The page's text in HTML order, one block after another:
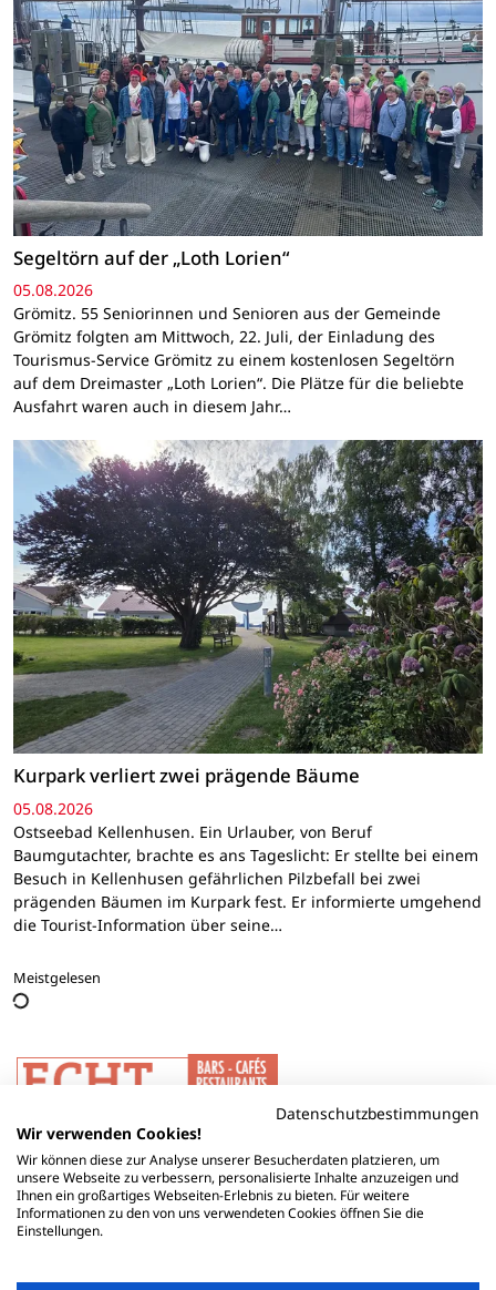
Segeltörn auf der „Loth Lorien“
05.08.2026
Grömitz. 55 Seniorinnen und Senioren aus der Gemeinde
Grömitz folgten am Mittwoch, 22. Juli, der Einladung des
Tourismus-Service Grömitz zu einem kostenlosen Segeltörn
auf dem Dreimaster „Loth Lorien“. Die Plätze für die beliebte
Ausfahrt waren auch in diesem Jahr…
Kurpark verliert zwei prägende Bäume
05.08.2026
Ostseebad Kellenhusen. Ein Urlauber, von Beruf
Baumgutachter, brachte es ans Tageslicht: Er stellte bei einem
Besuch in Kellenhusen gefährlichen Pilzbefall bei zwei
prägenden Bäumen im Kurpark fest. Er informierte umgehend
die Tourist-Information über seine…
Meistgelesen
Datenschutzbestimmungen
Wir verwenden Cookies!
Wir können diese zur Analyse unserer Besucherdaten platzieren, um
unsere Webseite zu verbessern, personalisierte Inhalte anzuzeigen und
Ihnen ein großartiges Webseiten-Erlebnis zu bieten. Für weitere
Informationen zu den von uns verwendeten Cookies öffnen Sie die
Einstellungen.